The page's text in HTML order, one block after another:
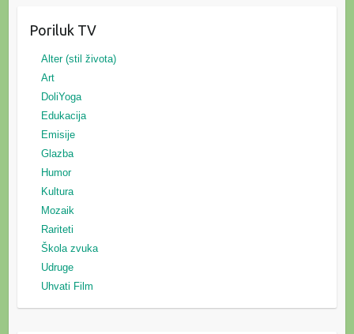
Poriluk TV
Alter (stil života)
Art
DoliYoga
Edukacija
Emisije
Glazba
Humor
Kultura
Mozaik
Rariteti
Škola zvuka
Udruge
Uhvati Film